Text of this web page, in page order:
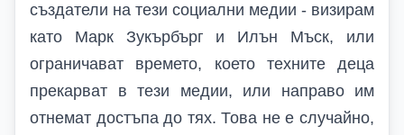
създатели на тези социални медии - визирам
като Марк Зукърбърг и Илън Мъск, или
ограничават времето, което техните деца
прекарват в тези медии, или направо им
отнемат достъпа до тях. Това не е случайно,